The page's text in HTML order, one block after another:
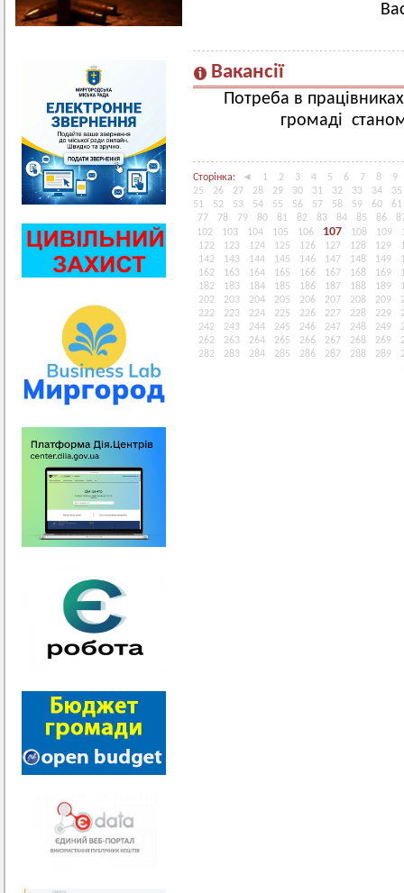
Вакансії
Потреба в
громаді
Сторінка: ◄ 1 2 3 4 5 6 7 8
9
25
26 27 28 29 30 31 32 33 34
35
51
52 53 54 55 56 57 58 59 60
61
77
78 79 80 81 82 83 84 85 86
102
103 104 105 106 107 108 109
122
123 124 125 126 127 128 129
142
143 144 145 146 147 148 149
162
163 164 165 166 167 168 169
182
183 184 185 186 187 188 189
202
203 204 205 206 207 208 209
222
223 224 225 226 227 228 229
242
243 244 245 246 247 248 249
262
263 264 265 266 267 268 269
282
283 284 285 286 287 288 289